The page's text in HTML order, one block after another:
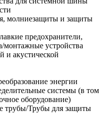
молниезащиты и защиты
предохранители,
монтажные устройства
и акустической
энергии
системы (в том
оборудование)
трубы/Трубы для защиты